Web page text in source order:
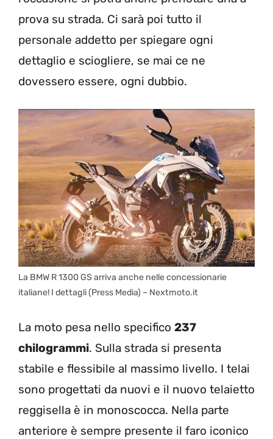
prova su strada. Ci sarà poi tutto il
personale addetto per spiegare ogni
dettaglio e sciogliere, se mai ce ne
dovessero essere, ogni dubbio.
La BMW R 1300 GS arriva anche nelle concessionarie
italiane! I dettagli (Press Media) – Nextmoto.it
La moto pesa nello specifico 237
chilogrammi. Sulla strada si presenta
stabile e flessibile al massimo livello. I telai
sono progettati da nuovi e il nuovo telaietto
reggisella è in monoscocca. Nella parte
anteriore è sempre presente il faro iconico